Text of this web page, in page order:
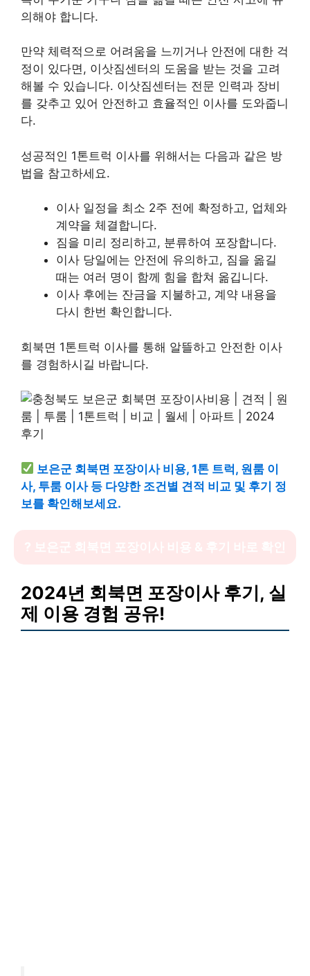
의해야 합니다.
만약 체력적으로 어려움을 느끼거나 안전에 대한 걱
정이 있다면, 이삿짐센터의 도움을 받는 것을 고려
해볼 수 있습니다. 이삿짐센터는 전문 인력과 장비
를 갖추고 있어 안전하고 효율적인 이사를 도와줍니
다.
성공적인 1톤트럭 이사를 위해서는 다음과 같은 방
법을 참고하세요.
이사 일정을 최소 2주 전에 확정하고, 업체와
계약을 체결합니다.
짐을 미리 정리하고, 분류하여 포장합니다.
이사 당일에는 안전에 유의하고, 짐을 옮길
때는 여러 명이 함께 힘을 합쳐 옮깁니다.
이사 후에는 잔금을 지불하고, 계약 내용을
다시 한번 확인합니다.
회북면 1톤트럭 이사를 통해 알뜰하고 안전한 이사
를 경험하시길 바랍니다.
보은군 회북면 포장이사 비용, 1톤 트럭, 원룸 이
사, 투룸 이사 등 다양한 조건별 견적 비교 및 후기 정
보를 확인해보세요.
2024년 회북면 포장이사 후기, 실
제 이용 경험 공유!